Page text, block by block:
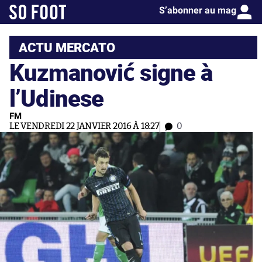
S’abonner au mag
ACTU MERCATO
Kuzmanović signe à
l’Udinese
FM
LE VENDREDI 22 JANVIER 2016 À 18:27 0